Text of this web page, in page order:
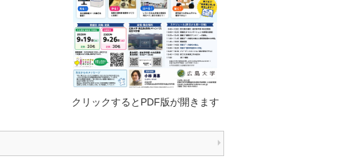
クリックするとPDF版が開きます